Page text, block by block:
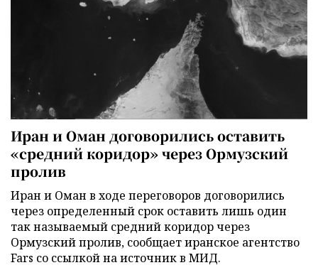
Иран и Оман договорились оставить
«средний коридор» через Ормузский
пролив
Иран и Оман в ходе переговоров договорились
через определенный срок оставить лишь один
так называемый средний коридор через
Ормузский пролив, сообщает иранское агентство
Fars со ссылкой на источник в МИД.